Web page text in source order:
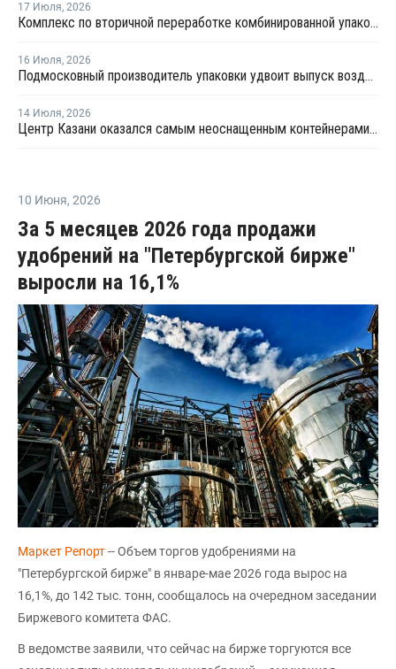
17 Июля, 2026
Комплекс по вторичной переработке комбинированной упаковки запущен в Челябинске
16 Июля, 2026
Подмосковный производитель упаковки удвоит выпуск воздушно-пузырчатой пленки до 30 млн кв. метров в год
14 Июля, 2026
Центр Казани оказался самым неоснащенным контейнерами раздельного сбора отходов
10 Июня, 2026
За 5 месяцев 2026 года продажи
удобрений на "Петербургской бирже"
выросли на 16,1%
Маркет Репорт-- Объем торгов удобрениями на
"Петербургской бирже" в январе-мае 2026 года вырос на
16,1%, до 142 тыс. тонн, сообщалось на очередном заседании
Биржевого комитета ФАС.
В ведомстве заявили, что сейчас на бирже торгуются все